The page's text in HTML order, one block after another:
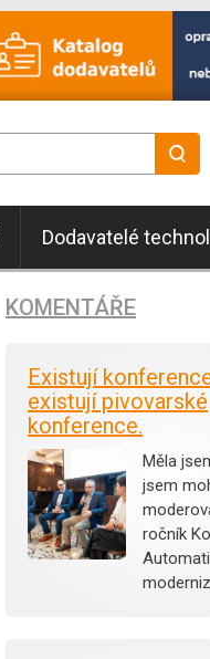
Dodavatelé
KOMENTÁŘE
Existují
existují pivovarské
konference.
Měla
jsem
ročník